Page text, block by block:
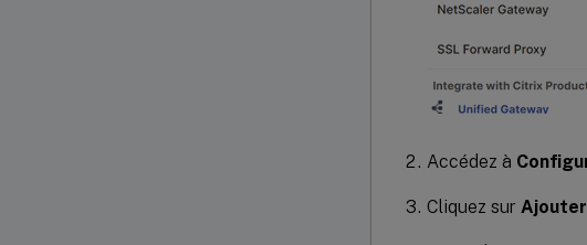
Accédez à
Cliquez sur Ajouter